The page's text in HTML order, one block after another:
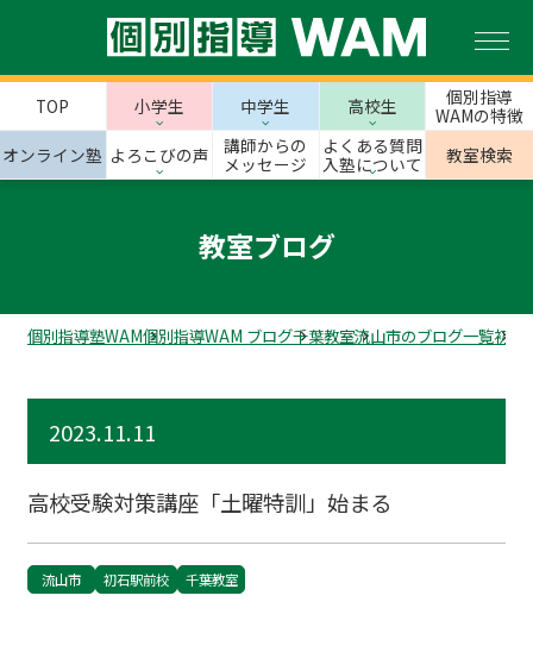
TOP 小学生 中学生 高校生
個別指導
WAMの特徴
オンライン塾 よろこびの声
講師からの
メッセージ
よくある質問
入塾について
教室検索
教室ブログ
個別指導塾WAM個別指導WAM ブログ千葉教室流山市のブログ一覧初石
2023.11.11
高校受験対策講座「土曜特訓」始まる
流山市 初石駅前校 千葉教室